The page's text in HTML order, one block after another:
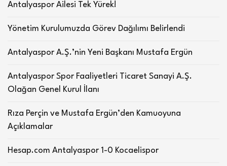
Antalyaspor Ailesi Tek Yürek!
Yönetim Kurulumuzda Görev Dağılımı Belirlendi
Antalyaspor A.Ş.’nin Yeni Başkanı Mustafa Ergün
Antalyaspor Spor Faaliyetleri Ticaret Sanayi A.Ş.
Olağan Genel Kurul İlanı
Rıza Perçin ve Mustafa Ergün’den Kamuoyuna
Açıklamalar
Hesap.com Antalyaspor 1-0 Kocaelispor